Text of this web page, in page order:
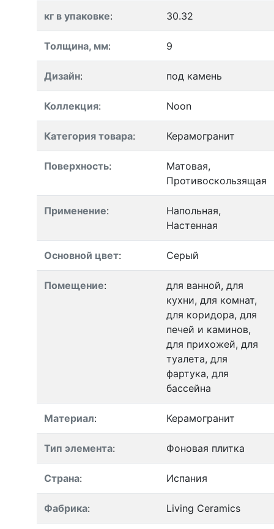
кг в упаковке: 30.32
Толщина, мм: 9
Дизайн: под камень
Коллекция: Noon
Категория товара: Керамогранит
Поверхность:
Матовая,
Противоскользящая
Применение:
Напольная,
Настенная
Основной цвет: Серый
Помещение:
для ванной, для
кухни, для комнат,
для коридора, для
печей и каминов,
для прихожей, для
туалета, для
фартука, для
бассейна
Материал: Керамогранит
Тип элемента: Фоновая плитка
Страна: Испания
Фабрика: Living Ceramics